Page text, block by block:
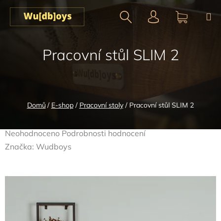
Přejít
obsah
Domů / E-shop / Pracovní stoly / Pracovní stůl SLIM 2
Pracovní stůl SLIM 2
Průměrné
hodnocení
Neohodnoceno Podrobnosti hodnocení
Značka: Wudboys